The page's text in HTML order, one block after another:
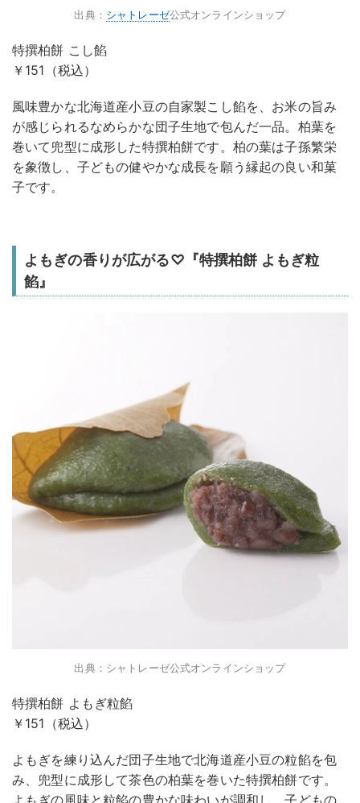
出典： シャトレーゼ公式オンラインショップ
特撰柏餅 こし餡
￥151（税込）
風味豊かな北海道産小豆の自家製こし餡を、お米の旨み
が感じられるなめらかな団子生地で包んだ一品。柏葉を
巻いて兜型に成形した特撰柏餅です。柏の葉は子孫繁栄
を象徴し、子どもの健やかな成長を願う縁起の良い和菓
子です。
よもぎの香りが広がる♡『特撰柏餅 よもぎ粒
餡』
出典：シャトレーゼ公式オンラインショップ
特撰柏餅 よもぎ粒餡
￥151（税込）
よもぎを練り込んだ団子生地で北海道産小豆の粒餡を包
み、兜型に成形して茶色の柏葉を巻いた特撰柏餅です。